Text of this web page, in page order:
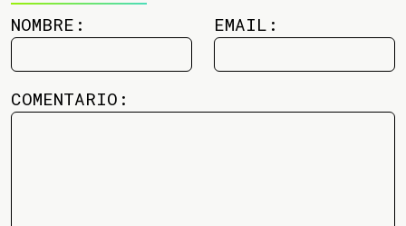
NOMBRE: EMAIL:
COMENTARIO: